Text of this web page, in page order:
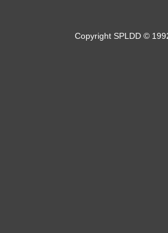
Copyright SPLDD ©